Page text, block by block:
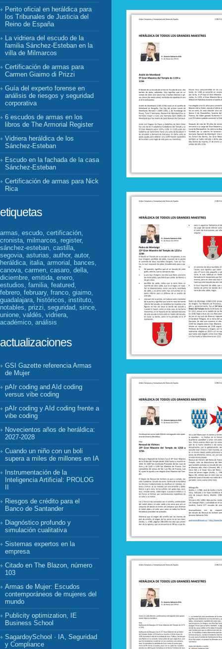
Perito oficial en heráldica para
los Tribunales de Justicia del
Reino de España
La vidriera del escudo de la
familia Sánchez-Esteban en la
villa de Milmarcos
Certificación de armas para
Carmen Giaimo di Prizzi
Guía del experto forense en
análisis de riesgos y seguridad
corporativa
6 escudos de armas en los
libros de The Armorial Register
Vidriera heráldica de los
Sánchez-Esteban
Escudo en la fachada de la casa
Sánchez-Esteban
Certificación de armas para Nick
Rica
etiquetas
armas, escudo, certificación,
cronista, milmarcos, register,
sánchez-esteban, castilla,
segovia, asturias, author, autor,
heráldica, italia, armorial, bances,
canova, carmen, casaro, della,
diciembre, emitida, enero,
estudios, familia, featured,
febrero, february, franco, giaimo,
guadalajara, históricos, instituto,
notables, prizzi, seguridad, since,
unione, valdés, vidriera,
académico, análisis
actualizaciones
GSI Gazette referencia Armas
de Mujer
pAIr coding and AId coding
versus vibe coding
pAIr coding y AId coding frente a
vibe coding
Novecientos años de heráldica:
2027-2028
Cuando un niño con un boli
supera a miles de millones en IA
Instrumentación de la
Inteligencia Artificial: PROLOG
Riesgos de crédito para el
Banco de Santander
Diagnóstico profundo y
simulación cualitativa
Sistemas expertos en la
empresa
Citado en The Blazon, número
103
Armas de Mujer: Escudos
contemporáneos de mujeres del
mundo
Publicity optimization, IE
Business School
SagardoySchool · IA, Seguridad
y Compliance